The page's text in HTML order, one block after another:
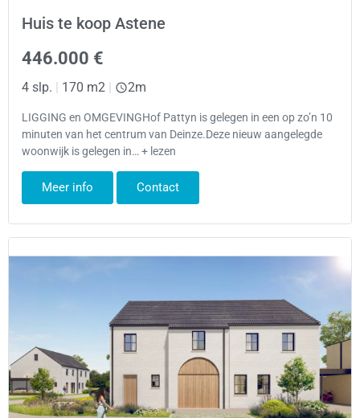
Huis te koop Astene
446.000 €
4 slp. 170 m2 2m
LIGGING en OMGEVINGHof Pattyn is gelegen in een op zo’n 10
minuten van het centrum van Deinze.Deze nieuw aangelegde
woonwijk is gelegen in… + lezen
Meer info Contact